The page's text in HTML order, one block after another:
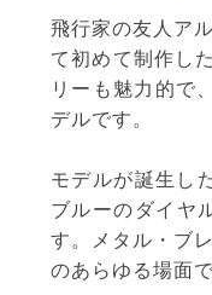
飛行家の友人ア
て初めて制作し
リーも魅力的で
デルです。
モデルが誕生し
ブルーのダイヤ
す。メタル・ブ
のあらゆる場面